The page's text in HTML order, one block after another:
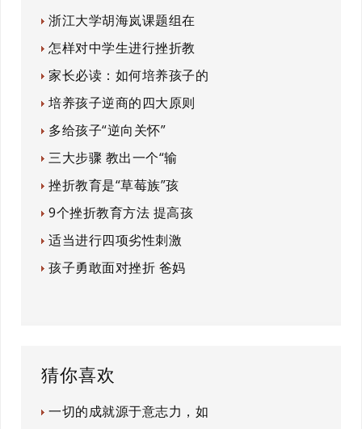
浙江大学胡海岚课题组在
怎样对中学生进行挫折教
家长必读：如何培养孩子的
培养孩子逆商的四大原则
多给孩子“逆向关怀”
三大步骤 教出一个“输
挫折教育是“草莓族”孩
9个挫折教育方法 提高孩
适当进行四项劣性刺激
孩子勇敢面对挫折 爸妈
猜你喜欢
一切的成就源于意志力，如